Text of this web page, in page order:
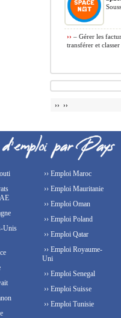
›› – Gérer les
transférer et
›› ››
Unis
›› Emploi Maroc
›› Emploi Mauritanie
›› Emploi Oman
›› Emploi Poland
›› Emploi Qatar
›› Emploi Royaume-
Uni
›› Emploi Senegal
›› Emploi Suisse
›› Emploi Tunisie